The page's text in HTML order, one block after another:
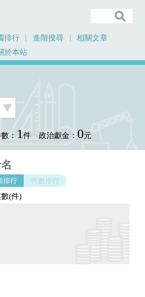
排行 進階搜尋
相關文章
於本站
： 1件 政治獻金： 0元
排行 件數排行
(件)